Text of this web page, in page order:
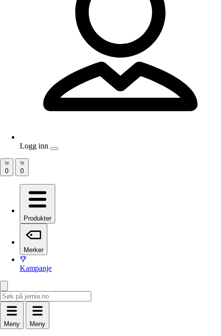
Produkter
Merker
Kampanje
Meny Meny